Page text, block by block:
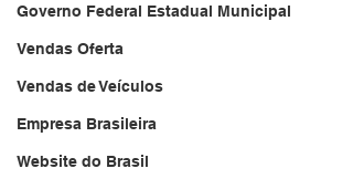
Governo Federal Estadual Municipal
Vendas Oferta
Vendas de Veículos
Empresa Brasileira
Website do Brasil